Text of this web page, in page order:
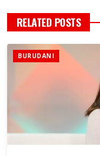
RELATED POSTS
BURUDANI